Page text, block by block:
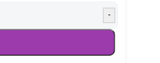
-